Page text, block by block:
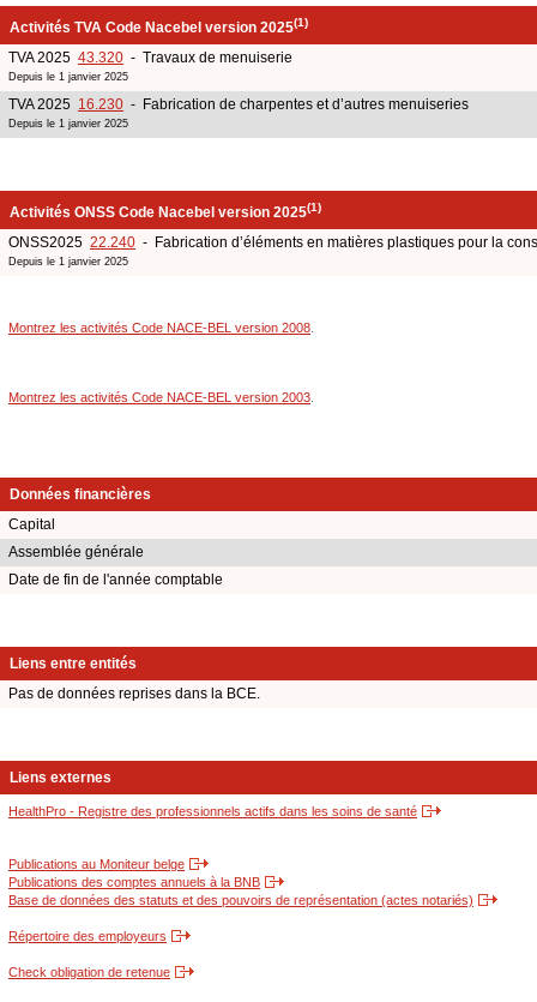
Activités TVA Code Nacebel version 2025(1)
TVA 2025 43.320 - Travaux de menuiserie
Depuis le 1 janvier 2025
TVA 2025 16.230 - Fabrication de charpentes et d’autres menuiseries
Depuis le 1 janvier 2025
Activités ONSS Code Nacebel version 2025(1)
ONSS2025 22.240 - Fabrication d’éléments en matières plastiques pour la
Depuis le 1 janvier 2025
Montrez les activités Code NACE-BEL version 2008
Montrez les activités Code NACE-BEL version 2003
Données financières
Capital
Assemblée générale
Date de fin de l'année comptable
Liens entre entités
Pas de données reprises dans la BCE.
Liens externes
HealthPro - Registre des professionnels actifs dans les soins de santé
Publications au Moniteur belge
Publications des comptes annuels à la BNB
Base de données des statuts et des pouvoirs de représentation (actes notariés)
Répertoire des employeurs
Check obligation de retenue